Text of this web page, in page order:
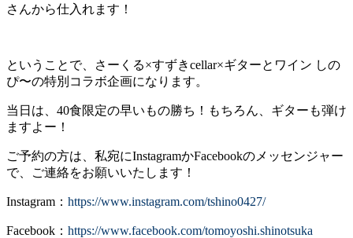
さんから仕入れます！
ということで、さーくる×すずきcellar×ギターとワイン しの
ぴ〜の特別コラボ企画になります。
当日は、40食限定の早いもの勝ち！もちろん、ギターも弾け
ますよー！
ご予約の方は、私宛にInstagramかFacebookのメッセンジャー
で、ご連絡をお願いいたします！
Instagram： https://www.instagram.com/tshino0427/
Facebook： https://www.facebook.com/tomoyoshi.shinotsuka